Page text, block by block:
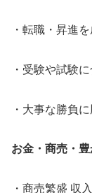
・転職・昇進
・受験や試験
・大事な勝負
お金・商売・
・商売繁盛 収